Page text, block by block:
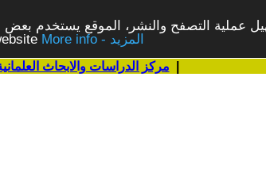
عملية التصفح والنشر، الموقع يستخدم بعض
More info - المزيد
مركز الدراسات والابحاث